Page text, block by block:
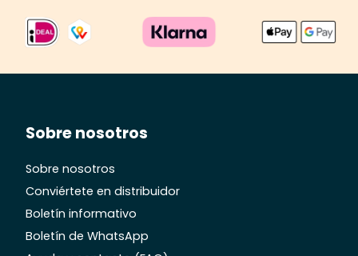
Sobre nosotros
Sobre nosotros
Conviértete en distribuidor
Boletín informativo
Boletín de WhatsApp